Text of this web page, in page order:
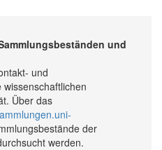
und
und
Über das
der
werden.